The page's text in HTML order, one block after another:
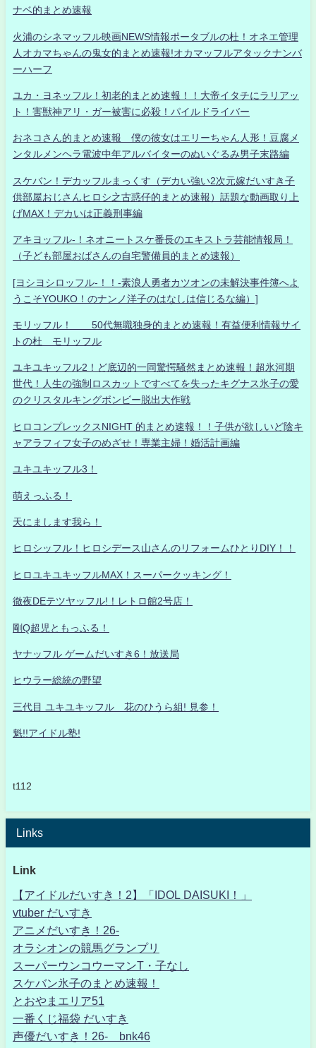
ナベ的まとめ速報
火浦のシネマッフル映画NEWS情報ポータブルの杜！オネエ管理
人オカマちゃんの鬼女的まとめ速報!オカマッフルアタックナンバ
ーハーフ
ユカ・ヨネッフル！初老的まとめ速報！！大帝イタチにラリアッ
ト！害獣神アリ・ガー被害に必殺！パイルドライバー
おネコさん的まとめ速報 僕の彼女はエリーちゃん人形！豆腐メ
ンタルメンヘラ電波中年アルバイターのぬいぐるみ男子末路編
スケバン！デカッフルまっくす（デカい強い2次元嫁だいすき子
供部屋おじさんヒロシ之古惑仔的まとめ速報）話題な動画取り上
げMAX！デカいは正義刑事編
アキヨッフル-！ネオニートスケ番長のエキストラ芸能情報局！
（子ども部屋おばさんの自宅警備員的まとめ速報）
[ヨシヨシロッフル-！！-素浪人勇者カツオンの未解決事件簿へよ
うこそYOUKO！のナンノ洋子のはなしは信じるな編）]
モリッフル！ 50代無職独身的まとめ速報！有益便利情報サイ
トの杜 モリッフル
ユキユキッフル2！ど底辺的一同驚愕騒然まとめ速報！超氷河期
世代！人生の強制ロスカットですべてを失ったキグナス氷子の愛
のクリスタルキングボンビー脱出大作戦
ヒロコンプレックスNIGHT 的まとめ速報！！子供が欲しいど陰キ
ャアラフィフ女子のめざせ！専業主婦！婚活計画編
ユキユキッフル3！
萌えっふる！
天にまします我ら！
ヒロシッフル！ヒロシデース山さんのリフォームひとりDIY！！
ヒロユキユキッフルMAX！スーパークッキング！
徹夜DEテツヤッフル!！レトロ館2号店！
剛Q超児ともっふる！
ヤナッフル ゲームだいすき6！放送局
ヒウラー総統の野望
三代目 ユキユキッフル 花のひうら組! 見参！
魁!!アイドル塾!
t112
Links
Link
【アイドルだいすき！2】「IDOL DAISUKI！」
vtuber だいすき
アニメだいすき！26-
オラシオンの競馬グランプリ
スーパーウンコウーマンT・子なし
スケバン氷子のまとめ速報！
とおやまエリア51
一番くじ福袋 だいすき
声優だいすき！26- bnk46